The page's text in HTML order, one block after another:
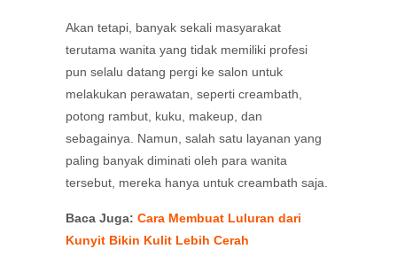
Akan tetapi, banyak sekali masyarakat
terutama wanita yang tidak memiliki profesi
pun selalu datang pergi ke salon untuk
melakukan perawatan, seperti creambath,
potong rambut, kuku, makeup, dan
sebagainya. Namun, salah satu layanan yang
paling banyak diminati oleh para wanita
tersebut, mereka hanya untuk creambath saja.
Baca Juga: Cara Membuat Luluran dari
Kunyit Bikin Kulit Lebih Cerah